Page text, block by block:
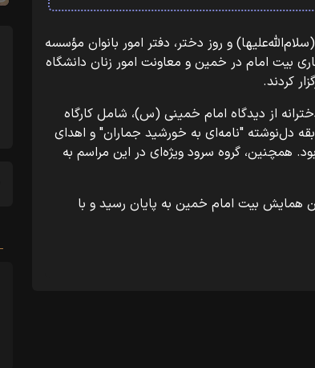
و روز دختر، دفتر امور بانوان مؤسسه
بیت امام در خمین و معاونت امور زنان دانشگاه
کردند.
از دیدگاه امام خمینی (س)، شامل کارگاه
دل‌نوشته "نامه‌ای به خورشید جماران" و اهدای
همچنین، گروه سرود ویژه‌ای در این مراسم به
همایش بیت امام خمین به پایان رسید و با